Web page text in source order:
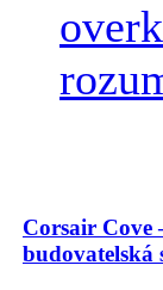
Corsair Cove
budovatelská